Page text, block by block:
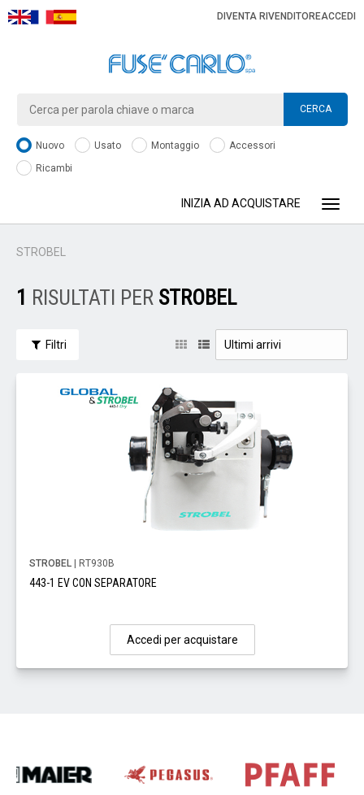
DIVENTA RIVENDITOREACCEDI
CERCA
Nuovo Usato Montaggio
Accessori
Ricambi
INIZIA AD ACQUISTARE
STROBEL
1 RISULTATI PER STROBEL
Filtri
STROBEL | RT930B
443-1 EV CON SEPARATORE
Accedi per acquistare